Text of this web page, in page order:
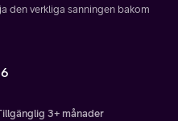
den verkliga sanningen bakom
3+ månader